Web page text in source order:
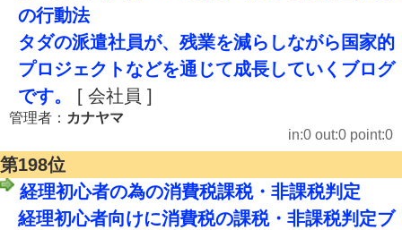
の行動法
タダの派遣社員が、残業を減らしながら国家的
プロジェクトなどを通じて成長していくブログ
です。
[ 会社員 ]
管理者： カナヤマ
in:0 out:0 point:0
第198位
経理初心者の為の消費税課税・非課税判定
経理初心者向けに消費税の課税・非課税判定ブ